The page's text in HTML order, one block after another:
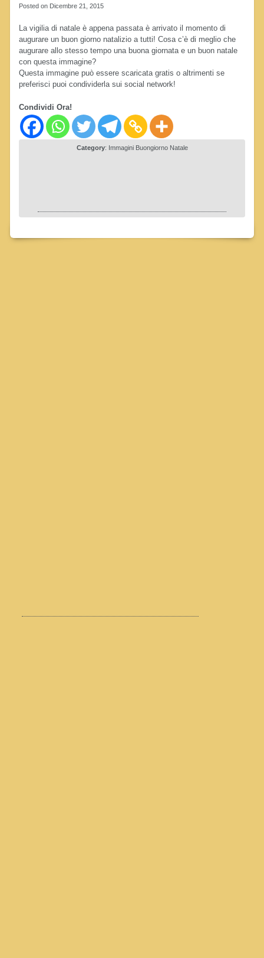
Posted on Dicembre 21, 2015
La vigilia di natale è appena passata è arrivato il momento di
augurare un buon giorno natalizio a tutti! Cosa c’è di meglio che
augurare allo stesso tempo una buona giornata e un buon natale
con questa immagine?
Questa immagine può essere scaricata gratis o altrimenti se
preferisci puoi condividerla sui social network!
Condividi Ora!
Category: Immagini Buongiorno Natale